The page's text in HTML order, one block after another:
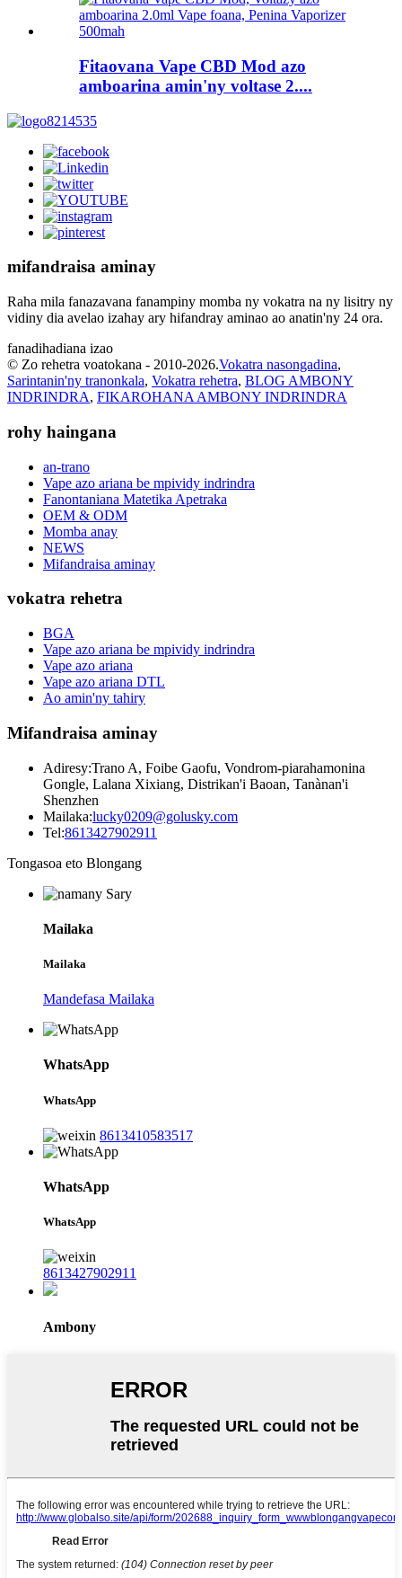
Fitaovana Vape CBD Mod azo
amboarina amin'ny voltase 2....
mifandraisa aminay
Raha mila fanazavana fanampiny momba ny vokatra na ny lisitry ny
vidiny dia avelao izahay ary hifandray aminao ao anatin'ny 24 ora.
fanadihadiana izao
© Zo rehetra voatokana - 2010-2026.Vokatra nasongadina,
Sarintanin'ny tranonkala, Vokatra rehetra, BLOG AMBONY
INDRINDRA, FIKAROHANA AMBONY INDRINDRA
rohy haingana
an-trano
Vape azo ariana be mpividy indrindra
Fanontaniana Matetika Apetraka
OEM & ODM
Momba anay
NEWS
Mifandraisa aminay
vokatra rehetra
BGA
Vape azo ariana be mpividy indrindra
Vape azo ariana
Vape azo ariana DTL
Ao amin'ny tahiry
Mifandraisa aminay
Adiresy:Trano A, Foibe Gaofu, Vondrom-piarahamonina
Gongle, Lalana Xixiang, Distrikan'i Baoan, Tanànan'i
Shenzhen
Mailaka:lucky0209@golusky.com
Tel:8613427902911
Tongasoa eto Blongang
Mailaka
Mailaka
Mandefasa Mailaka
WhatsApp
WhatsApp
8613410583517
WhatsApp
WhatsApp
8613427902911
Ambony